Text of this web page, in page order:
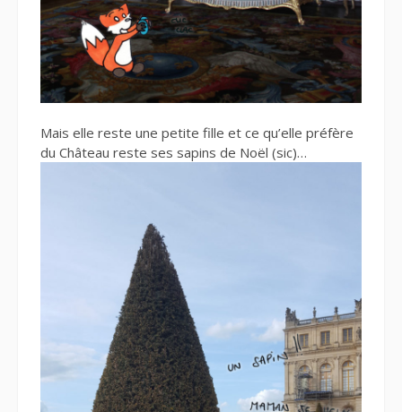
Mais elle reste une petite fille et ce qu’elle préfère
du Château reste ses sapins de Noël (sic)…